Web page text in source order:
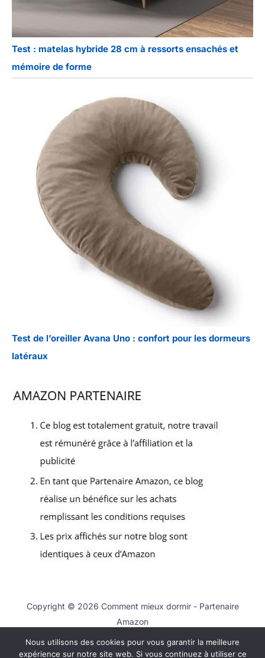
Test : matelas hybride 28 cm à ressorts ensachés et
mémoire de forme
Test de l’oreiller Avana Uno : confort pour les dormeurs
latéraux
Copyright © 2026 Comment mieux dormir - Partenaire
Amazon
Contact
Nous utilisons des cookies pour vous garantir la meilleure
expérience sur notre site web. Si vous continuez à utiliser ce